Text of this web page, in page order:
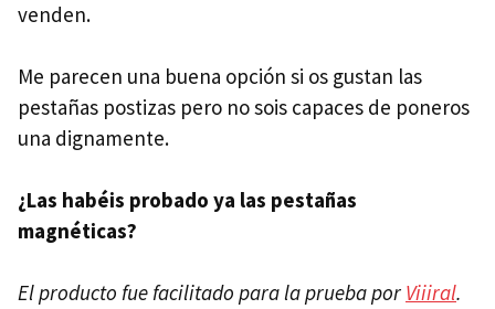
venden.
Me parecen una buena opción si os gustan las
pestañas postizas pero no sois capaces de poneros
una dignamente.
¿Las habéis probado ya las pestañas
magnéticas?
El producto fue facilitado para la prueba por Viiiral.